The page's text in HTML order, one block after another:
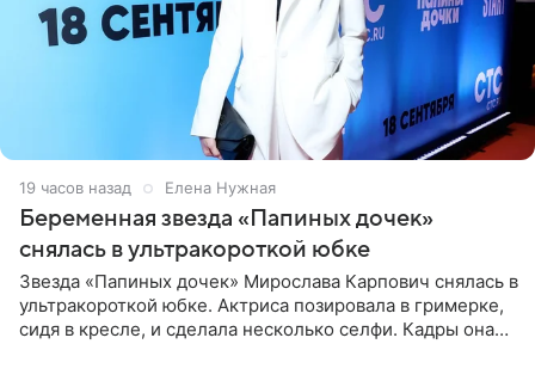
19 часов назад Елена Нужная
Беременная звезда «Папиных дочек»
снялась в ультракороткой юбке
Звезда «Папиных дочек» Мирослава Карпович снялась в
ультракороткой юбке. Актриса позировала в гримерке,
сидя в кресле, и сделала несколько селфи. Кадры она